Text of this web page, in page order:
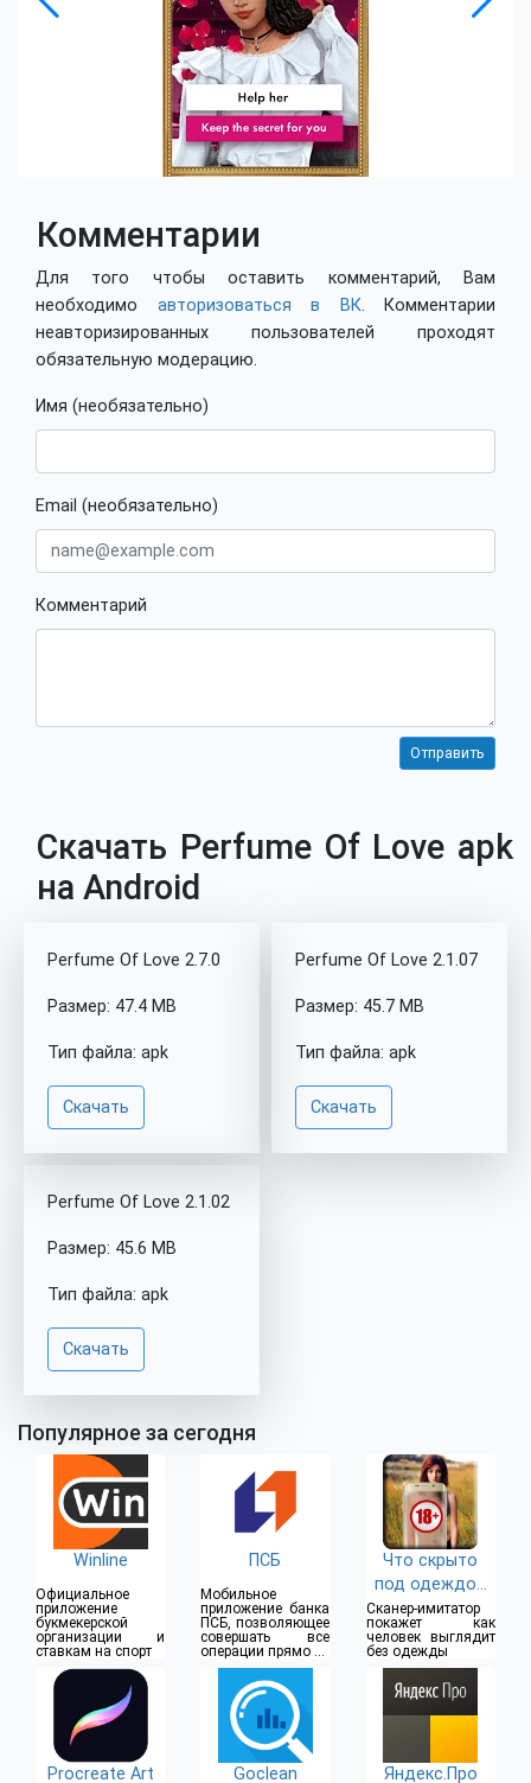
Комментарии
Для того чтобы оставить комментарий, Вам
необходимо авторизоваться в ВК. Комментарии
неавторизированных пользователей проходят
обязательную модерацию.
Имя (необязательно)
Email (необязательно)
Комментарий
Скачать Perfume Of Love apk
на Android
Perfume Of Love 2.7.0
Размер: 47.4 MB
Тип файла: apk
Скачать
Perfume Of Love 2.1.07
Размер: 45.7 MB
Тип файла: apk
Скачать
Perfume Of Love 2.1.02
Размер: 45.6 MB
Тип файла: apk
Скачать
Популярное за сегодня
Winline
Официальное
приложение
букмекерской
организации и
ставкам на спорт
ПСБ
Мобильное
приложение банка
ПСБ, позволяющее
совершать все
операции прямо из
дома
Что скрыто
под одеждой
(18+)
Сканер-имитатор
покажет как
человек выглядит
без одежды
Procreate Art Goclean
Яндекс.Про